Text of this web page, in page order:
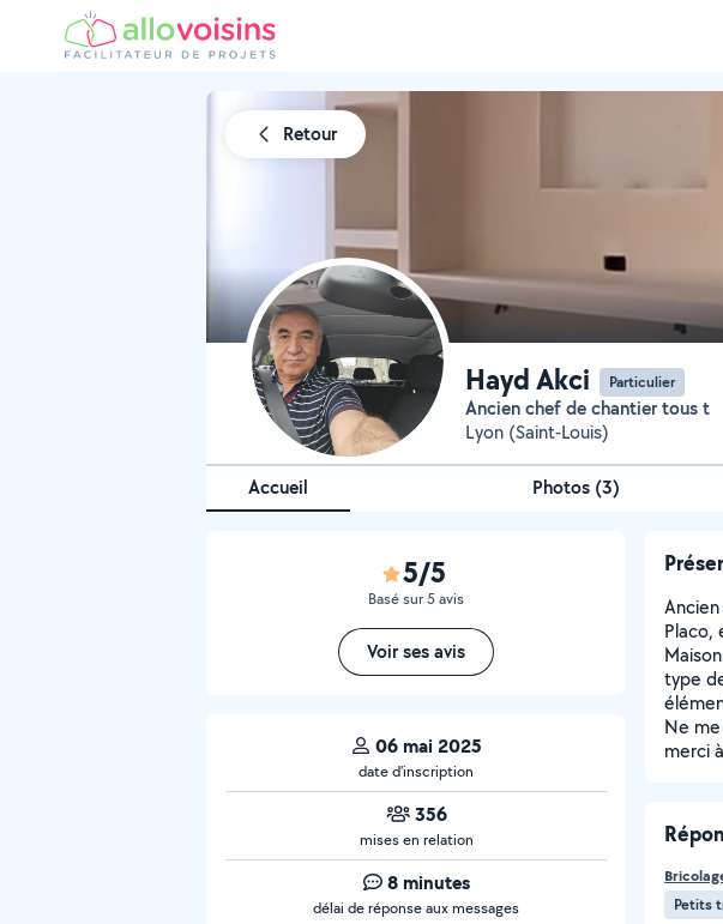
Retour
Hayd Akci Particulier
Ancien chef de chantier tous t
Lyon (Saint-Louis)
Accueil Photos (3)
5/5
Basé sur 5 avis
Voir ses avis
06 mai 2025
date d’inscription
356
mises en relation
8 minutes
délai de réponse aux messages
Placo,
type
Ne
merci
Petits